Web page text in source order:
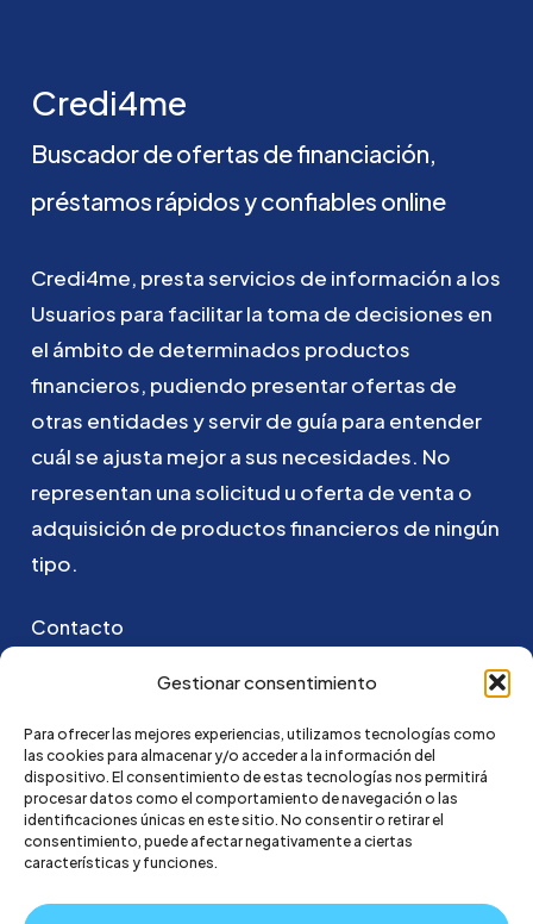
Gestionar consentimiento
Para ofrecer las mejores experiencias, utilizamos tecnologías como
las cookies para almacenar y/o acceder a la información del
dispositivo. El consentimiento de estas tecnologías nos permitirá
procesar datos como el comportamiento de navegación o las
identificaciones únicas en este sitio. No consentir o retirar el
consentimiento, puede afectar negativamente a ciertas
características y funciones.
Credi4me
Buscadordeofertas definanciación,
préstamos rápidosyconfiables online
Credi4me, prestaservicios de información a los
Usuarios para facilitarla toma de decisiones en
el ámbito de determinados productos
financieros, pudiendo presentarofertas de
otras entidadesyservirde guía para entender
cuálse ajusta mejorasus necesidades. No
representan unasolicitud u oferta deventa o
adquisición de productosfinancieros de ningún
tipo.
Contacto
Puedes ponerte en contacto con nosotros
hola@credi4me.com